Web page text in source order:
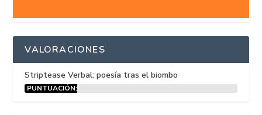
VALORACIONES
Striptease Verbal: poesía tras el biombo
PUNTUACIÓN: